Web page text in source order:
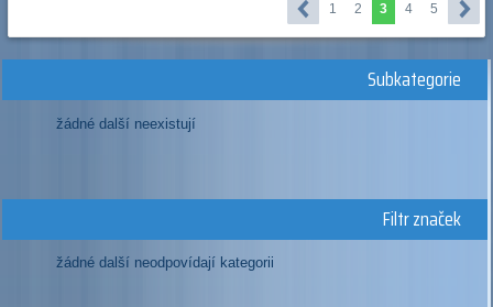
1 2 3 4 5
Subkategorie
žádné další neexistují
Filtr značek
žádné další neodpovídají kategorii